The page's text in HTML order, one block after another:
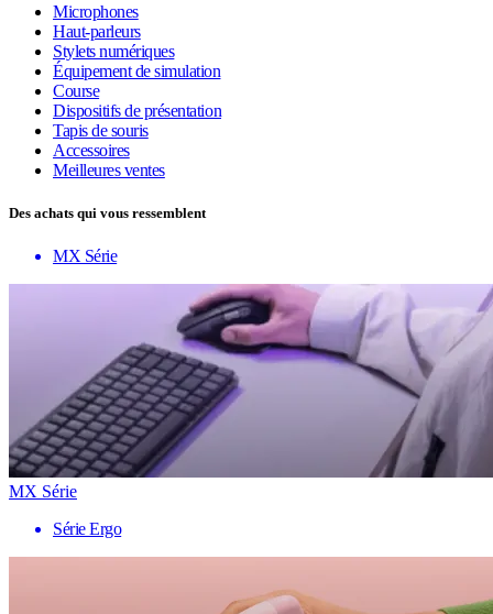
Microphones
Haut-parleurs
Stylets numériques
Équipement de simulation
Course
Dispositifs de présentation
Tapis de souris
Accessoires
Meilleures ventes
Des achats qui vous ressemblent
MX Série
MX Série
Série Ergo